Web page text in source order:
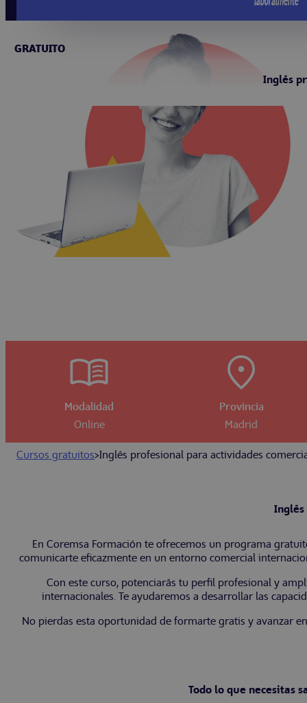
GRATUITO
Inglés
Modalidad
Online
Provincia
Madrid
Cursos gratuitos>Inglés profesional para actividades
En Coremsa Formación te ofrecemos un programa
comunicarte eficazmente en un entorno comercial
Con este curso, potenciarás tu perfil profesional y
internacionales. Te ayudaremos a desarrollar las
No pierdas esta oportunidad de formarte gratis y avanzar
Todo lo que necesitas